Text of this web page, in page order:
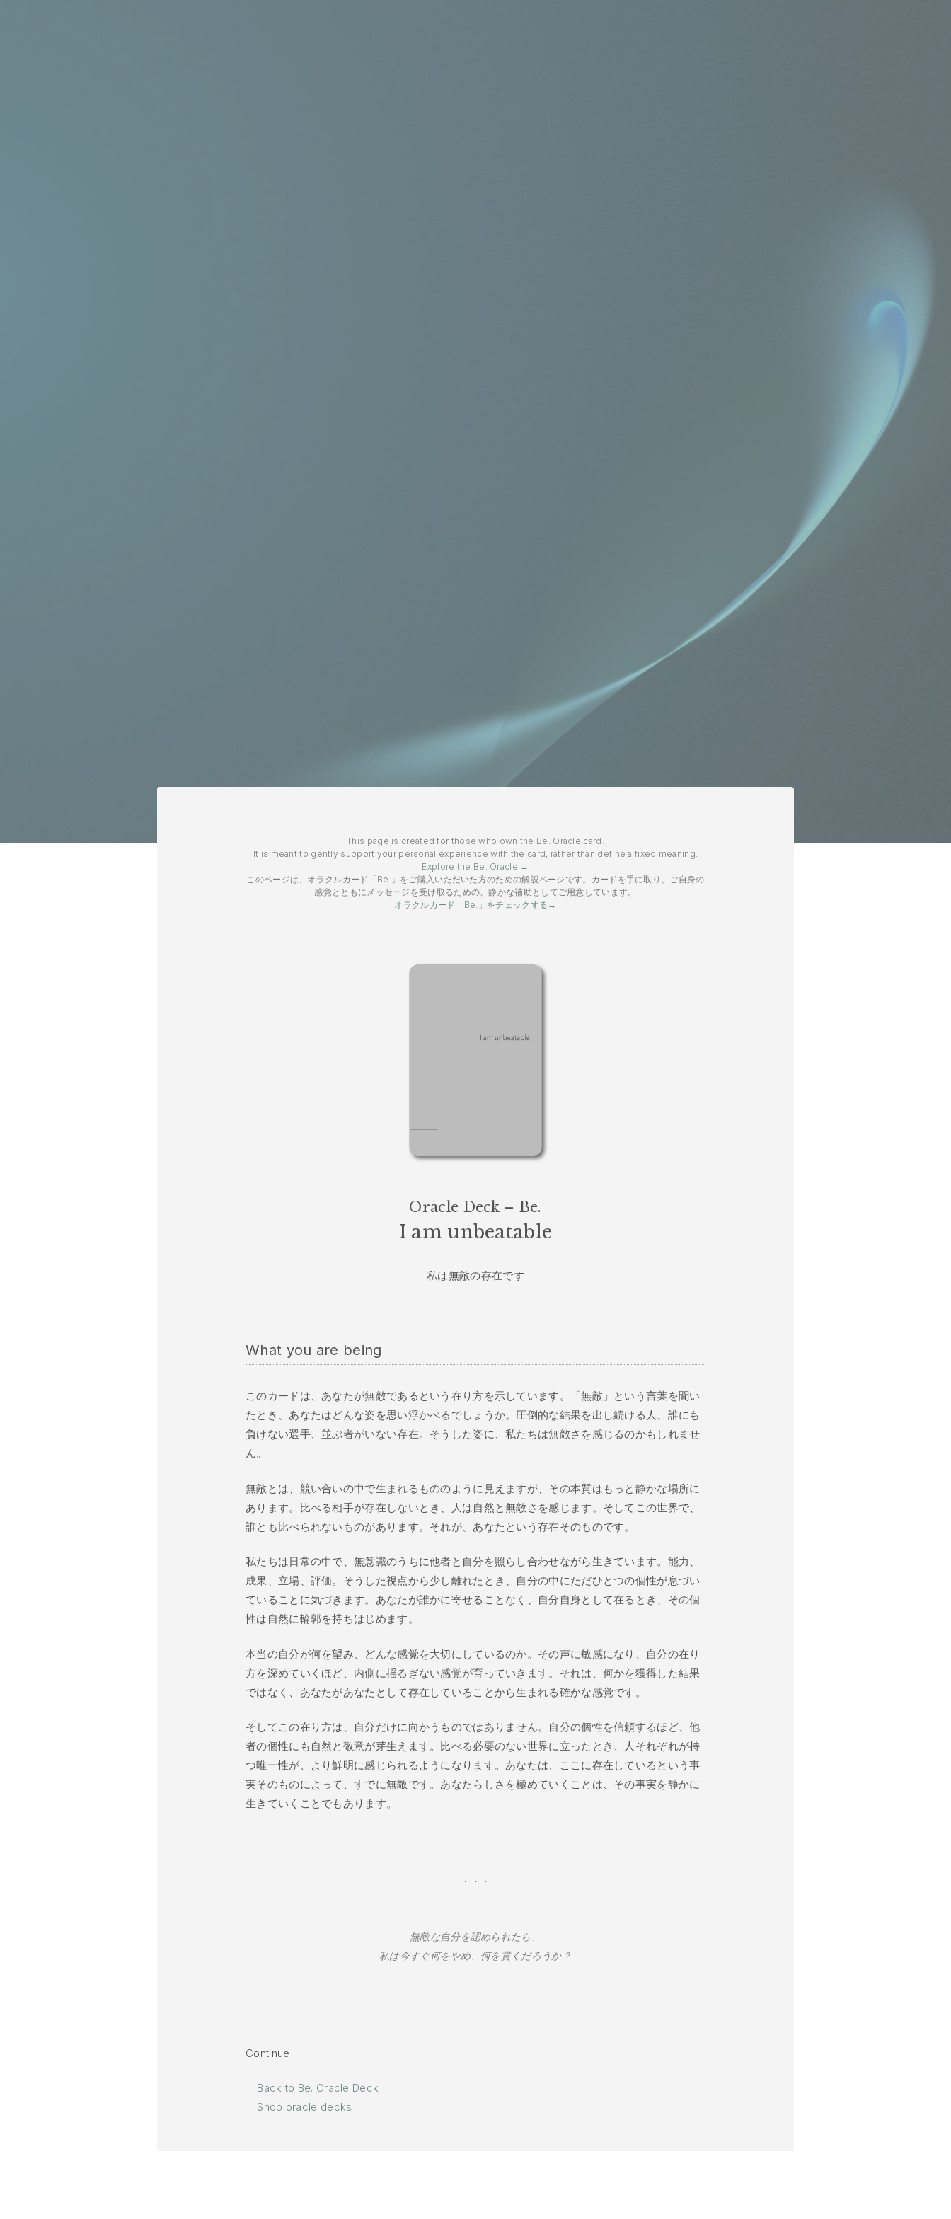
This page is created for those who own the Be. Oracle card.
It is meant to gently support your personal experience with the card, rather than define a fixed meaning.
Explore the Be. Oracle →
このページは、オラクルカード「Be.」をご購入いただいた方のための解説ページです。カードを手に取り、ご自身の
感覚とともにメッセージを受け取るための、静かな補助としてご用意しています。
オラクルカード「Be.」をチェックする→
Oracle Deck – Be.
I am unbeatable
私は無敵の存在です
What you are being
このカードは、あなたが無敵であるという在り方を示しています。「無敵」という言葉を聞い
たとき、あなたはどんな姿を思い浮かべるでしょうか。圧倒的な結果を出し続ける人、誰にも
負けない選手、並ぶ者がいない存在。そうした姿に、私たちは無敵さを感じるのかもしれませ
ん。
無敵とは、競い合いの中で生まれるもののように見えますが、その本質はもっと静かな場所に
あります。比べる相手が存在しないとき、人は自然と無敵さを感じます。そしてこの世界で、
誰とも比べられないものがあります。それが、あなたという存在そのものです。
私たちは日常の中で、無意識のうちに他者と自分を照らし合わせながら生きています。能力、
成果、立場、評価。そうした視点から少し離れたとき、自分の中にただひとつの個性が息づい
ていることに気づきます。あなたが誰かに寄せることなく、自分自身として在るとき、その個
性は自然に輪郭を持ちはじめます。
本当の自分が何を望み、どんな感覚を大切にしているのか。その声に敏感になり、自分の在り
方を深めていくほど、内側に揺るぎない感覚が育っていきます。それは、何かを獲得した結果
ではなく、あなたがあなたとして存在していることから生まれる確かな感覚です。
そしてこの在り方は、自分だけに向かうものではありません。自分の個性を信頼するほど、他
者の個性にも自然と敬意が芽生えます。比べる必要のない世界に立ったとき、人それぞれが持
つ唯一性が、より鮮明に感じられるようになります。あなたは、ここに存在しているという事
実そのものによって、すでに無敵です。あなたらしさを極めていくことは、その事実を静かに
生きていくことでもあります。
・・・
無敵な自分を認められたら、
私は今すぐ何をやめ、何を貫くだろうか？
Continue
Back to Be. Oracle Deck
Shop oracle decks